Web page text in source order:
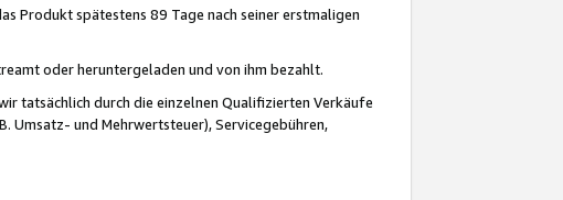
Produkt spätestens 89 Tage nach seiner erstmaligen
oder heruntergeladen und von ihm bezahlt.
tatsächlich durch die einzelnen Qualifizierten Verkäufe
Umsatz- und Mehrwertsteuer), Servicegebühren,